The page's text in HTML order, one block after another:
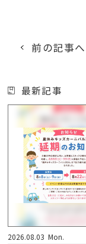
前の記事へ
最新記事
2026.08.03 Mon.